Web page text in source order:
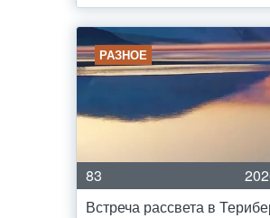
РАЗНОЕ
83
Встреча рассвета в